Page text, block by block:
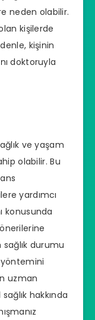
neden olabilir.
kişilerde
kişinin
doktoruyla
ve yaşam
olabilir. Bu
yardımcı
konusunda
sağlık durumu
uzman
hakkında